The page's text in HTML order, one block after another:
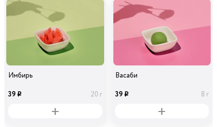
Имбирь
39 i 20 г
Васаби
39 i 8 г